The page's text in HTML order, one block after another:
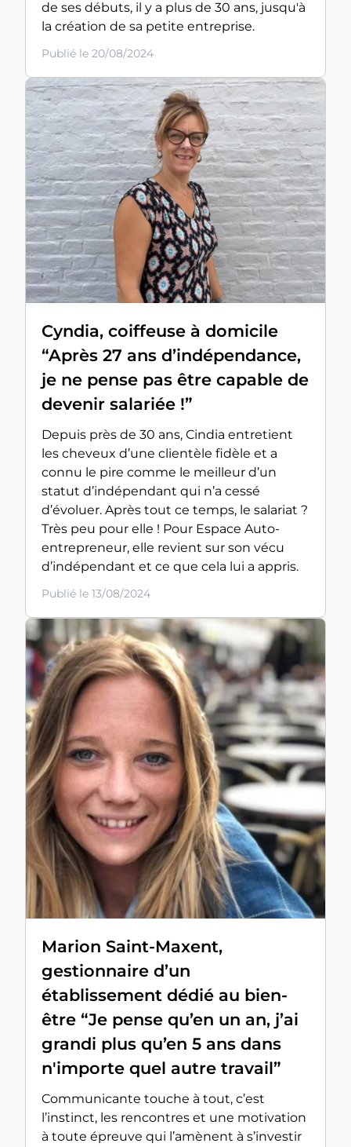
de ses débuts, il y a plus de 30 ans, jusqu'à
la création de sa petite entreprise.
Publié le 20/08/2024
Cyndia, coiffeuse à domicile
“Après 27 ans d’indépendance,
je ne pense pas être capable de
devenir salariée !”
Depuis près de 30 ans, Cindia entretient
les cheveux d’une clientèle fidèle et a
connu le pire comme le meilleur d’un
statut d’indépendant qui n’a cessé
d’évoluer. Après tout ce temps, le salariat ?
Très peu pour elle ! Pour Espace Auto-
entrepreneur, elle revient sur son vécu
d’indépendant et ce que cela lui a appris.
Publié le 13/08/2024
Marion Saint-Maxent,
gestionnaire d’un
établissement dédié au bien-
être “Je pense qu’en un an, j’ai
grandi plus qu’en 5 ans dans
n'importe quel autre travail”
Communicante touche à tout, c’est
l’instinct, les rencontres et une motivation
à toute épreuve qui l’amènent à s’investir